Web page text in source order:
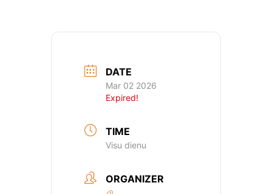
DATE
Mar 02 2026
Expired!
TIME
Visu dienu
ORGANIZER